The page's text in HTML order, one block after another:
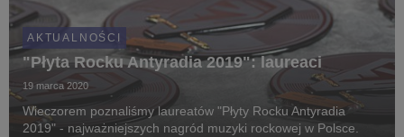
AKTUALNOŚCI
"Płyta Rocku Antyradia 2019": laureaci
19 marca 2020
Wieczorem poznaliśmy laureatów "Płyty Rocku Antyradia
2019" - najważniejszych nagród muzyki rockowej w Polsce.